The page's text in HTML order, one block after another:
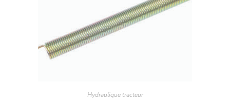
Hydraulique tracteur